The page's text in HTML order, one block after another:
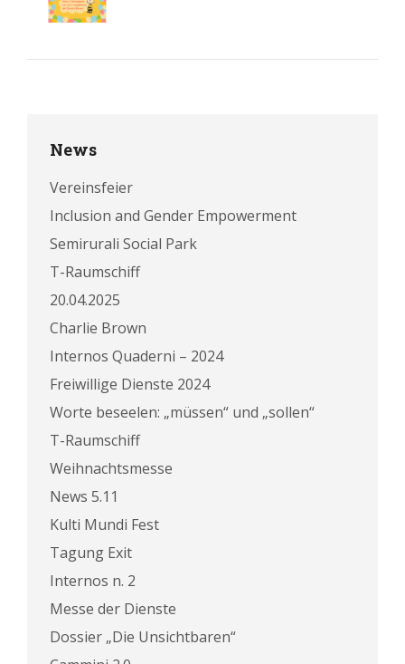
News
Vereinsfeier
Inclusion and Gender Empowerment
Semirurali Social Park
T-Raumschiff
20.04.2025
Charlie Brown
Internos Quaderni – 2024
Freiwillige Dienste 2024
Worte beseelen: „müssen“ und „sollen“
T-Raumschiff
Weihnachtsmesse
News 5.11
Kulti Mundi Fest
Tagung Exit
Internos n. 2
Messe der Dienste
Dossier „Die Unsichtbaren“